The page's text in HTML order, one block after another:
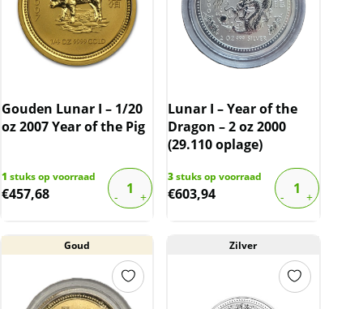
Gouden Lunar I – 1/20
oz 2007 Year of the Pig
1 stuks op voorraad
€457,68
Lunar I – Year of the
Dragon – 2 oz 2000
(29.110 oplage)
3stuks op voorraad
€603,94
Goud Zilver